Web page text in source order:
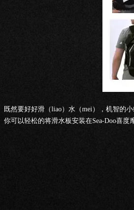
既然要好好滑（liao）水（mei），机智的
你可以轻松的将滑水板安装在Sea-Doo喜度